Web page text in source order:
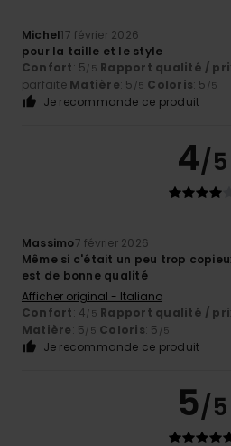
Michel17 février 2026
pour la taille et le style
Confort: 5/5 Rapport qualité /
parfaite Matière: 5 /5 Coloris: 5 /5
Je recommande ce produit
4/5
Massimo7 février 2026
Même si c'était un peu trop
est de bonne qualité
Afficher original - Italiano
Confort: 4/5 Rapport qualité /
Matière: 5/5 Coloris: 5 /5
Je recommande ce produit
5/5